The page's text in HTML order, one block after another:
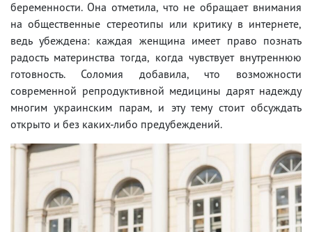
беременности. Она отметила, что не обращает внимания
на общественные стереотипы или критику в интернете,
ведь убеждена: каждая женщина имеет право познать
радость материнства тогда, когда чувствует внутреннюю
готовность. Соломия добавила, что возможности
современной репродуктивной медицины дарят надежду
многим украинским парам, и эту тему стоит обсуждать
открыто и без каких-либо предубеждений.